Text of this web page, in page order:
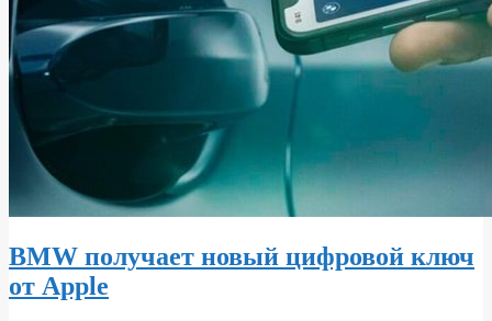
BMW получает новый цифровой ключ
от Apple